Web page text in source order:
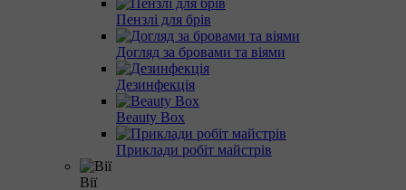
Пензлі для брів
Догляд за бровами та віями
Дезинфекція
Beauty Box
Приклади робіт майстрів
Вії